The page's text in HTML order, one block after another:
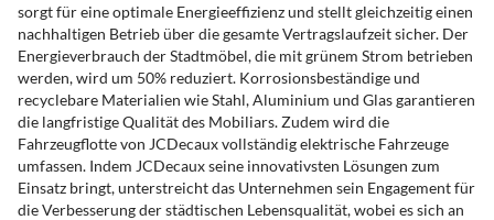
sorgt für eine optimale Energieeffizienz und stellt gleichzeitig einen
nachhaltigen Betrieb über die gesamte Vertragslaufzeit sicher. Der
Energieverbrauch der Stadtmöbel, die mit grünem Strom betrieben
werden, wird um 50% reduziert. Korrosionsbeständige und
recyclebare Materialien wie Stahl, Aluminium und Glas garantieren
die langfristige Qualität des Mobiliars. Zudem wird die
Fahrzeugflotte von JCDecaux vollständig elektrische Fahrzeuge
umfassen. Indem JCDecaux seine innovativsten Lösungen zum
Einsatz bringt, unterstreicht das Unternehmen sein Engagement für
die Verbesserung der städtischen Lebensqualität, wobei es sich an